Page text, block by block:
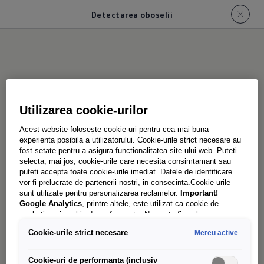
Detectarea oboselii
Detectarea
oboselii
Poate recomanda o pauză prin semnale vizuale și
sonore de îndată ce detectează un
comportament de conducere al șoferului care
sugerează o stare de oboseală
Utilizarea cookie-urilor
Acest website folosește cookie-uri pentru cea mai buna
experienta posibila a utilizatorului. Cookie-urile strict necesare au
fost setate pentru a asigura functionalitatea site-ului web. Puteti
selecta, mai jos, cookie-urile care necesita consimtamant sau
puteti accepta toate cookie-urile imediat. Datele de identificare
vor fi prelucrate de partenerii nostri, in consecinta.Cookie-urile
sunt utilizate pentru personalizarea reclamelor.
Important!
Google Analytics, printre altele, este utilizat ca cookie de
marketing și cookie de performanta. Nu poate fi exclus ca
Aceasta tara are un nivel mai scazut de protectie a datelor decat
de securitate din SUA sa obtina acces la date datorita legislatiei
Cookie-urile strict necesare Mereu active
Cookie-uri de performanta (inclusiv